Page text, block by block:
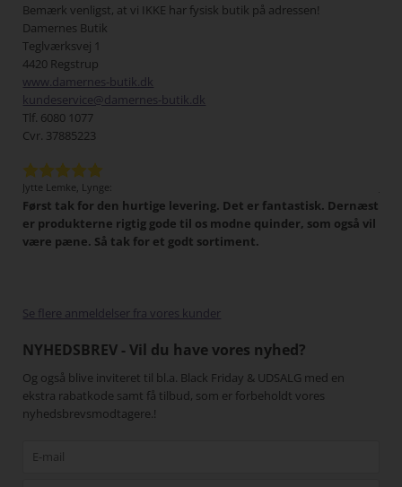
Bemærk venligst, at vi IKKE har fysisk butik på adressen!
Damernes Butik
Teglværksvej 1
4420 Regstrup
www.damernes-butik.dk
kundeservice@damernes-butik.dk
Tlf. 6080 1077
Cvr. 37885223
Jytte Lemke, Lynge:
Først tak for den hurtige levering. Det er fantastisk. Dernæst
er produkterne rigtig gode til os modne quinder, som også vil
være pæne. Så tak for et godt sortiment.
Se flere anmeldelser fra vores kunder
NYHEDSBREV - Vil du have vores nyhed?
Og også blive inviteret til bl.a. Black Friday & UDSALG med en
ekstra rabatkode samt få tilbud, som er forbeholdt vores
nyhedsbrevsmodtagere.!